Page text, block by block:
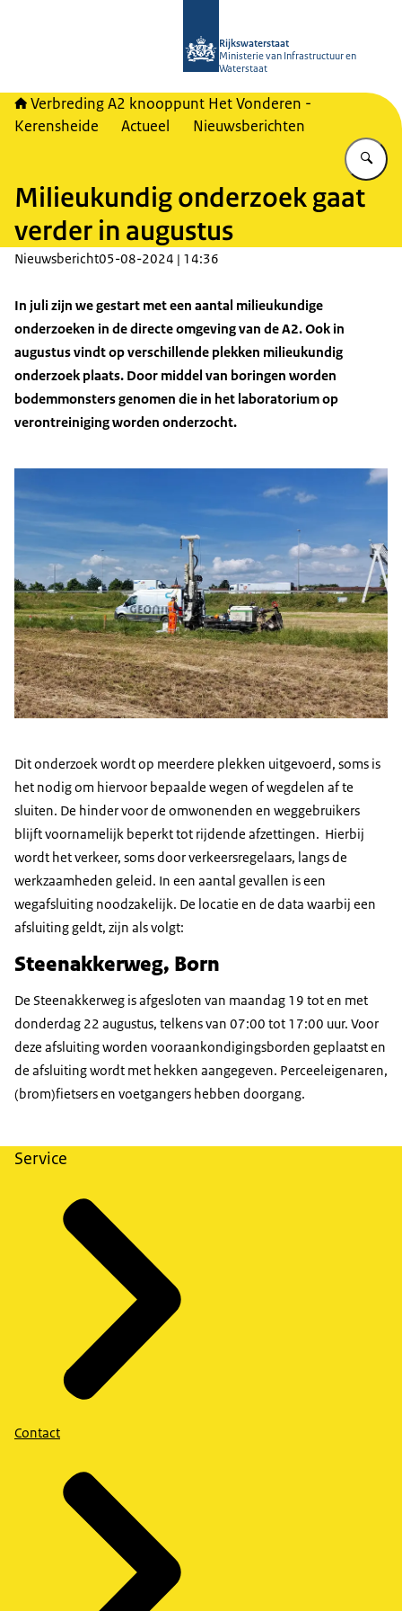
Rijkswaterstaat
Ministerie van Infrastructuur en
Waterstaat
Verbreding A2 knooppunt Het Vonderen -
Kerensheide
Actueel Nieuwsberichten
Milieukundig onderzoek gaat
verder in augustus
Nieuwsbericht05-08-2024 | 14:36
In juli zijn we gestart met een aantal milieukundige
onderzoeken in de directe omgeving van de A2. Ook in
augustus vindt op verschillende plekken milieukundig
onderzoek plaats. Door middel van boringen worden
bodemmonsters genomen die in het laboratorium op
verontreiniging worden onderzocht.
Dit onderzoek wordt op meerdere plekken uitgevoerd, soms is
het nodig om hiervoor bepaalde wegen of wegdelen af te
sluiten. De hinder voor de omwonenden en weggebruikers
blijft voornamelijk beperkt tot rijdende afzettingen. Hierbij
wordt het verkeer, soms door verkeersregelaars, langs de
werkzaamheden geleid. In een aantal gevallen is een
wegafsluiting noodzakelijk. De locatie en de data waarbij een
afsluiting geldt, zijn als volgt:
Steenakkerweg, Born
De Steenakkerweg is afgesloten van maandag 19 tot en met
donderdag 22 augustus, telkens van 07:00 tot 17:00 uur. Voor
deze afsluiting worden vooraankondigingsborden geplaatst en
de afsluiting wordt met hekken aangegeven. Perceeleigenaren,
(brom)fietsers en voetgangers hebben doorgang.
Service
Contact